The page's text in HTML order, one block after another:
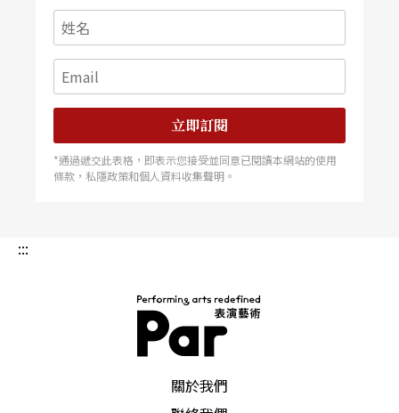
立即訂閱
*通過遞交此表格，即表示您接受並同意已閱讀本網站的使用
條款，私隱政策和個人資料收集聲明。
:::
關於我們